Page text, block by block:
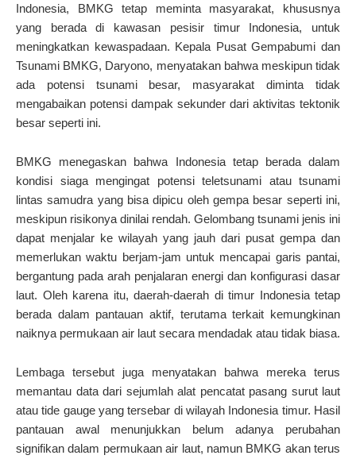
Indonesia, BMKG tetap meminta masyarakat, khususnya
yang berada di kawasan pesisir timur Indonesia, untuk
meningkatkan kewaspadaan. Kepala Pusat Gempabumi dan
Tsunami BMKG, Daryono, menyatakan bahwa meskipun tidak
ada potensi tsunami besar, masyarakat diminta tidak
mengabaikan potensi dampak sekunder dari aktivitas tektonik
besar seperti ini.
BMKG menegaskan bahwa Indonesia tetap berada dalam
kondisi siaga mengingat potensi teletsunami atau tsunami
lintas samudra yang bisa dipicu oleh gempa besar seperti ini,
meskipun risikonya dinilai rendah. Gelombang tsunami jenis ini
dapat menjalar ke wilayah yang jauh dari pusat gempa dan
memerlukan waktu berjam-jam untuk mencapai garis pantai,
bergantung pada arah penjalaran energi dan konfigurasi dasar
laut. Oleh karena itu, daerah-daerah di timur Indonesia tetap
berada dalam pantauan aktif, terutama terkait kemungkinan
naiknya permukaan air laut secara mendadak atau tidak biasa.
Lembaga tersebut juga menyatakan bahwa mereka terus
memantau data dari sejumlah alat pencatat pasang surut laut
atau tide gauge yang tersebar di wilayah Indonesia timur. Hasil
pantauan awal menunjukkan belum adanya perubahan
signifikan dalam permukaan air laut, namun BMKG akan terus